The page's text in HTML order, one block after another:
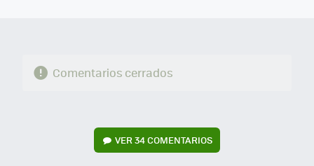
Comentarios cerrados
VER34 COMENTARIOS